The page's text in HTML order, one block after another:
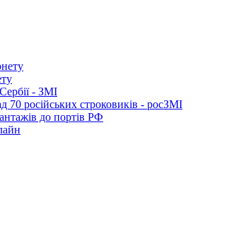
- ЗМІ
70 російських строковиків - росЗМІ
до портів РФ